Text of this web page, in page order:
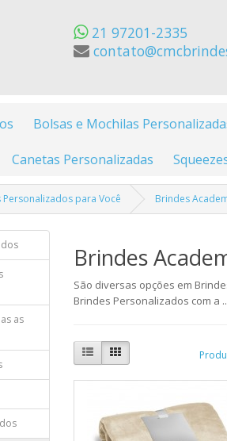
21 97201-2335
Bolsas e Mochilas
Canetas Personalizadas
para Você Brindes
as
Brindes
São diversas opções em
Brindes Personalizados com a